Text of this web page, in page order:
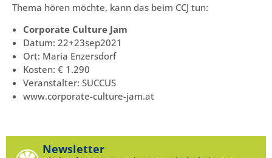
Thema hören möchte, kann das beim CCJ tun:
Corporate Culture Jam
Datum: 22+23sep2021
Ort: Maria Enzersdorf
Kosten: € 1.290
Veranstalter: SUCCUS
www.corporate-culture-jam.at
Newsletter